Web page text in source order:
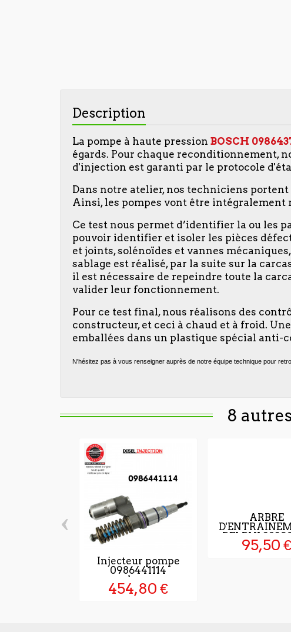
Description
La pompe à haute pression BOSCH
égards. Pour chaque reconditionnement,
d'injection est garanti par le protocole
Dans notre atelier, nos techniciens
Ainsi, les pompes vont être intégralement
Ce test nous permet d’identifier la ou les
pouvoir identifier et isoler les pièces
et joints, solénoïdes et vannes
sablage est réalisé, par la suite sur la
il est nécessaire de repeindre toute la
valider leur fonctionnement.
Pour ce test final, nous réalisons des
constructeur, et ceci à chaud et à froid.
emballées dans un plastique spécial anti-
N'hésitez pas à vous renseigner auprès de notre équipe technique pour
8
Injecteur pompe
0986441114
exchange...
454,80 €
ARBRE
DELPHI
ORIGINAL
95,50 €
‹